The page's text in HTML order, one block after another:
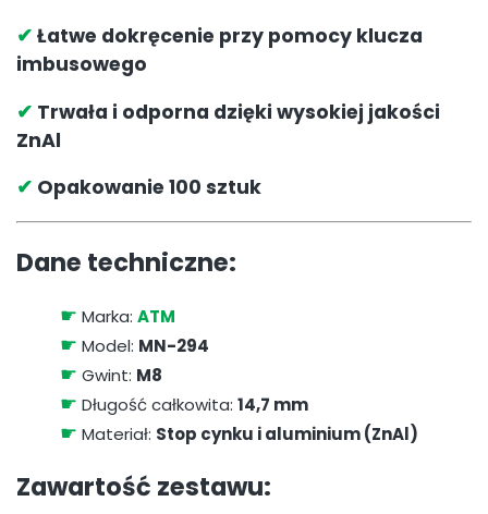
✔ Łatwe dokręcenie przy pomocy klucza
imbusowego
✔ Trwała i odporna dzięki wysokiej jakości
ZnAl
✔ Opakowanie 100 sztuk
Dane techniczne:
☛ Marka: ATM
☛ Model: MN-294
☛ Gwint: M8
☛ Długość całkowita: 14,7 mm
☛ Materiał: Stop cynku i aluminium (ZnAl)
Zawartość zestawu: